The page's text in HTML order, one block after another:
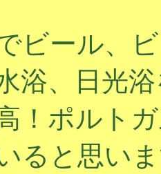
ビール、
浴、日光
！ポルト
ると思い